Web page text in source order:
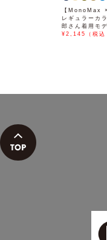
【MonoMax
レギュラーカ
郎さん着用モデ
¥2,145（税